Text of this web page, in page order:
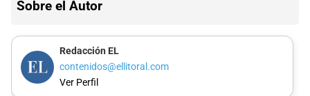
Sobre el Autor
Redacción EL
contenidos@ellitoral.com
Ver Perfil